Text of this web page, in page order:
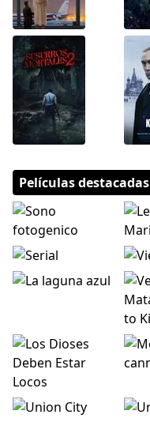
Películas destacadas